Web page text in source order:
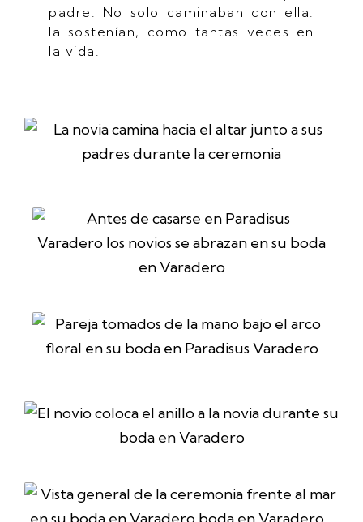
padre. No solo caminaban con ella:
la sostenían, como tantas veces en
la vida.